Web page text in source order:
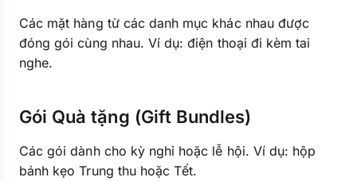
Các mặt hàng từ các danh mục khác nhau được
đóng gói cùng nhau. Ví dụ: điện thoại đi kèm tai
nghe.
Gói Quà tặng (Gift Bundles)
Các gói dành cho kỳ nghỉ hoặc lễ hội. Ví dụ: hộp
bánh kẹo Trung thu hoặc Tết.